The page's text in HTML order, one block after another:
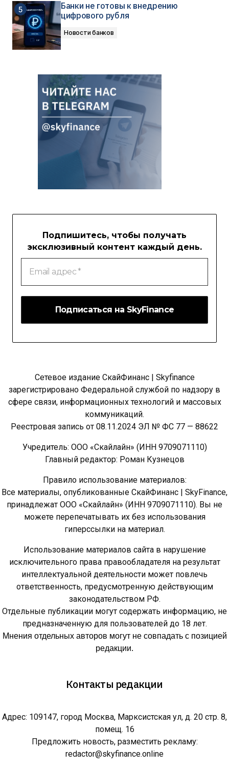
Банки не готовы к внедрению
цифрового рубля
Новости банков
Подпишитесь, чтобы получать
эксклюзивный контент каждый день.
Email
адрес
Сетевое издание СкайФинанс | Skyfinance
зарегистрировано Федеральной службой по надзору в
сфере связи, информационных технологий и массовых
коммуникаций.
Реестровая запись от 08.11.2024 ЭЛ № ФС 77 — 88622
Учредитель: ООО «Скайлайн» (ИНН 9709071110)
Главный редактор: Роман Кузнецов
Правило использование материалов:
Все материалы, опубликованные СкайФинанс | SkyFinance,
принадлежат ООО «Скайлайн» (ИНН 9709071110). Вы не
можете перепечатывать их без использования
гиперссылки на материал.
Использование материалов сайта в нарушение
исключительного права правообладателя на результат
интеллектуальной деятельности может повлечь
ответственность, предусмотренную действующим
законодательством РФ.
Отдельные публикации могут содержать информацию, не
предназначенную для пользователей до 18 лет.
Мнения отдельных авторов могут не совпадать с позицией
редакции.
Контакты редакции
Адрес: 109147, город Москва, Марксистская ул, д. 20 стр. 8,
помещ. 16
Предложить новость, разместить рекламу:
redactor@skyfinance.online